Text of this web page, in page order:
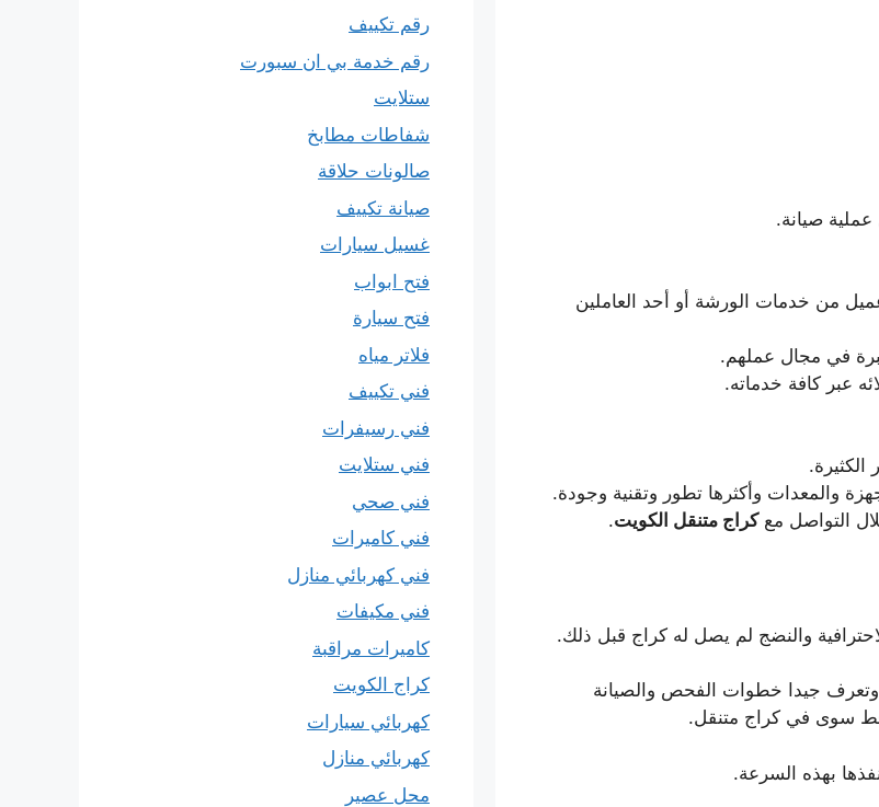
صيانة.
من خدمات الورشة أو أحد العاملين
في مجال عملهم.
عبر كافة خدماته.
والمعدات وأكثرها تطور وتقنية وجودة.
التواصل معكراج متنقل الكويت.
والنضج لم يصل له كراج قبل ذلك.
وتعرف جيدا خطوات الفحص والصيانة
قط سوى في كراج متنقل.
بهذه السرعة.
رقم تكييف
رقم خدمة بي ان سبورت
ستلايت
شفاطات مطابخ
صالونات حلاقة
صيانة تكييف
غسيل سيارات
فتح ابواب
فتح سيارة
فلاتر مياه
فني تكييف
فني رسيفرات
فني ستلايت
فني صحي
فني كاميرات
فني كهربائي منازل
فني مكيفات
كاميرات مراقبة
كراج الكويت
كهربائي سيارات
كهربائي منازل
محل عصير